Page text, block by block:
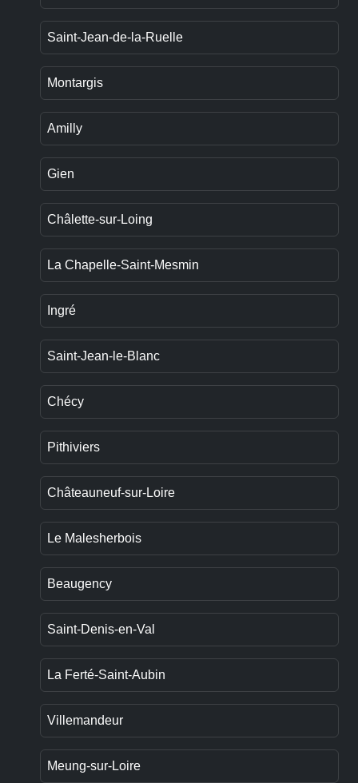
Saint-Jean-de-la-Ruelle
Montargis
Amilly
Gien
Châlette-sur-Loing
La Chapelle-Saint-Mesmin
Ingré
Saint-Jean-le-Blanc
Chécy
Pithiviers
Châteauneuf-sur-Loire
Le Malesherbois
Beaugency
Saint-Denis-en-Val
La Ferté-Saint-Aubin
Villemandeur
Meung-sur-Loire